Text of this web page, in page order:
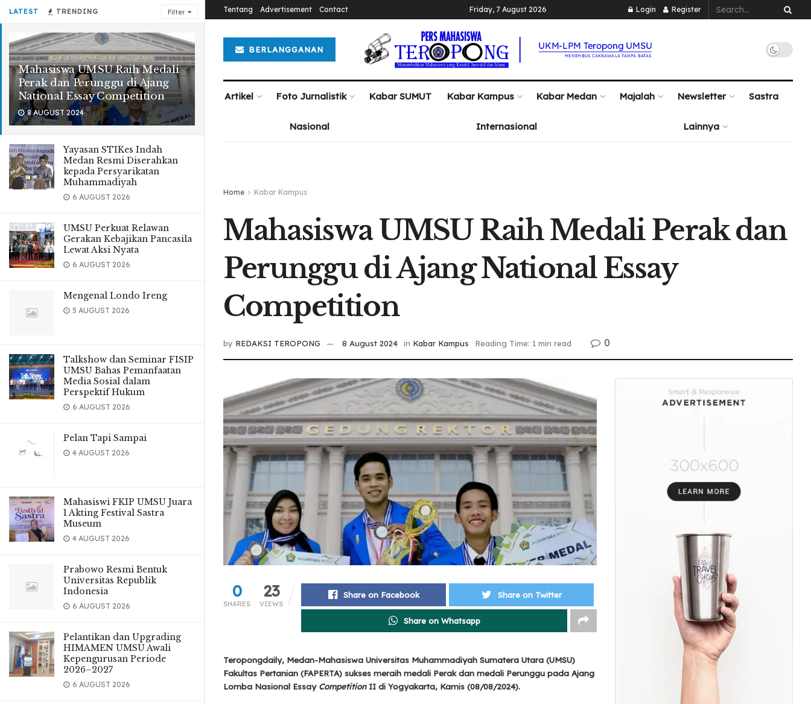
LATEST TRENDING Filter
Mahasiswa UMSU Raih Medali
Perak dan Perunggu di Ajang
National Essay Competition
8 AUGUST 2024
Yayasan STIKes Indah
Medan Resmi Diserahkan
kepada Persyarikatan
Muhammadiyah
6 AUGUST 2026
UMSU Perkuat Relawan
Gerakan Kebajikan Pancasila
Lewat Aksi Nyata
6 AUGUST 2026
Mengenal Londo Ireng
5 AUGUST 2026
Talkshow dan Seminar FISIP
UMSU Bahas Pemanfaatan
Media Sosial dalam
Perspektif Hukum
6 AUGUST 2026
Pelan Tapi Sampai
4 AUGUST 2026
Mahasiswi FKIP UMSU Juara
1 Akting Festival Sastra
Museum
4 AUGUST 2026
Prabowo Resmi Bentuk
Universitas Republik
Indonesia
6 AUGUST 2026
Pelantikan dan Upgrading
HIMAMEN UMSU Awali
Kepengurusan Periode
2026–2027
6 AUGUST 2026
Tentang Advertisement Contact Friday, 7 August 2026 Login Register
BERLANGGANAN
Artikel Foto Jurnalistik Kabar SUMUT Kabar Kampus Kabar Medan Majalah Newsletter Sastra
Nasional Internasional Lainnya
Home Kabar Kampus
Mahasiswa UMSU Raih Medali Perak dan
Perunggu di Ajang National Essay
Competition
by REDAKSI TEROPONG 8 August 2024 in Kabar Kampus Reading Time: 1 min read 0
0
SHARES
23
VIEWS
Share on Facebook Share on Twitter
Share on Whatsapp
Teropongdaily, Medan-Mahasiswa Universitas Muhammadiyah Sumatera Utara (UMSU)
Fakultas Pertanian (FAPERTA) sukses meraih medali Perak dan medali Perunggu pada Ajang
Lomba Nasional Essay CompetitionII di Yogyakarta, Kamis (08/08/2024).